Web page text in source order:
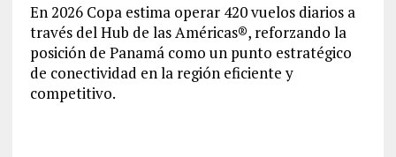
En 2026 Copa estima operar 420 vuelos diarios a
través del Hub de las Américas®, reforzando la
posición de Panamá como un punto estratégico
de conectividad en la región eficiente y
competitivo.